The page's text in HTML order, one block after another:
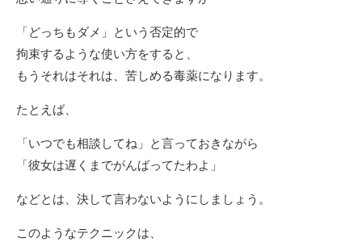
「どっちもダメ」という否定的で
拘束するような使い方をすると、
もうそれはそれは、苦しめる毒薬になります。
たとえば、
「いつでも相談してね」と言っておきながら
「彼女は遅くまでがんばってたわよ」
などとは、決して言わないようにしましょう。
このようなテクニックは、